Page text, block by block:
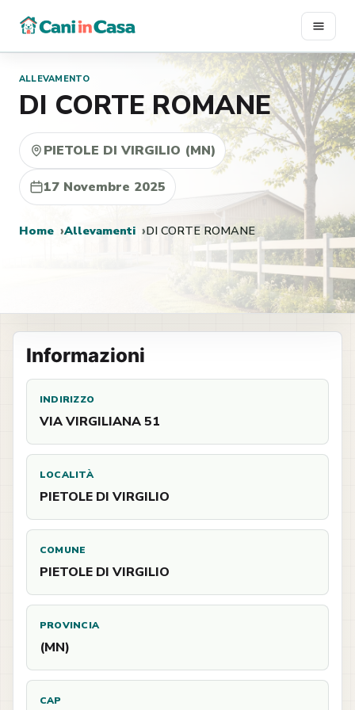
contenuto
ALLEVAMENTO
DI CORTE ROMANE
PIETOLE DI VIRGILIO (MN)
17 Novembre 2025
Home Allevamenti DI CORTE ROMANE
Informazioni
INDIRIZZO
VIA VIRGILIANA 51
LOCALITÀ
PIETOLE DI VIRGILIO
COMUNE
PIETOLE DI VIRGILIO
PROVINCIA
(MN)
CAP